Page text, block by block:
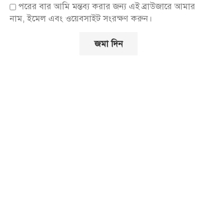
পরের বার আমি মন্তব্য করার জন্য এই ব্রাউজারে আমার
নাম, ইমেল এবং ওয়েবসাইট সংরক্ষণ করুন।